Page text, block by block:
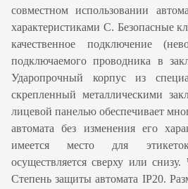
совместном использовании
характеристиками С. Безопасные
качественное подключение
подключаемого проводника в
Ударопрочный корпус из
скрепленный металлическими
лицевой панелью обеспечивает многократное
автомата без изменения его
имеется место для
осуществляется сверху или
Степень защиты автомата IP20.